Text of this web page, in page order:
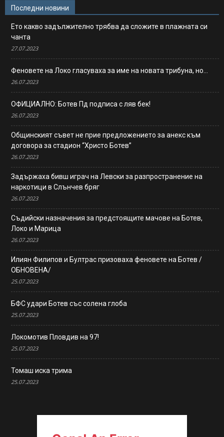
Последни новини
Ето какво задължително трябва да сложите в плажната си
чанта
27.07.2023
Феновете на Локо гласуваха за име на новата трибуна, но…
26.07.2023
ОФИЦИАЛНО: Ботев Пд подписа с ляв бек!
26.07.2023
Общинският съвет не прие предложението за анекс към
договора за стадион “Христо Ботев”
26.07.2023
Задържаха бивш играч на Левски за разпространение на
наркотици в Слънчев бряг
26.07.2023
Съдийски назначения за предстоящите мачове на Ботев,
Локо и Марица
26.07.2023
Илиян Филипов и Бултрас призоваха феновете на Ботев /
ОБНОВЕНА/
25.07.2023
БФС удари Ботев със солена глоба
25.07.2023
Локомотив Пловдив на 97!
25.07.2023
Томаш иска трима
25.07.2023